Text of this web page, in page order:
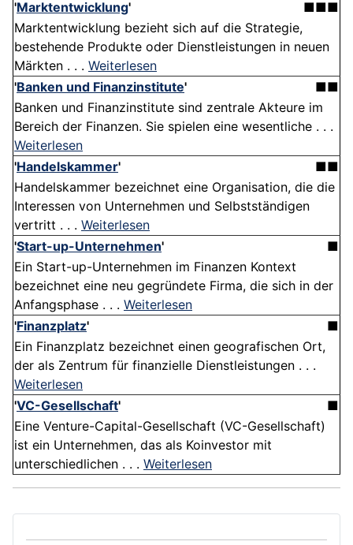
'Marktentwicklung'
■■■
Marktentwicklung bezieht sich auf die Strategie,
bestehende Produkte oder Dienstleistungen in neuen
Märkten . . . Weiterlesen
'Banken und Finanzinstitute'
■■
Banken und Finanzinstitute sind zentrale Akteure im
Bereich der Finanzen. Sie spielen eine wesentliche . . .
Weiterlesen
'Handelskammer'
■■
Handelskammer bezeichnet eine Organisation, die die
Interessen von Unternehmen und Selbstständigen
vertritt . . . Weiterlesen
'Start-up-Unternehmen'
■
Ein Start-up-Unternehmen im Finanzen Kontext
bezeichnet eine neu gegründete Firma, die sich in der
Anfangsphase . . . Weiterlesen
'Finanzplatz'
■
Ein Finanzplatz bezeichnet einen geografischen Ort,
der als Zentrum für finanzielle Dienstleistungen . . .
Weiterlesen
'VC-Gesellschaft'
■
Eine Venture-Capital-Gesellschaft (VC-Gesellschaft)
ist ein Unternehmen, das als Koinvestor mit
unterschiedlichen . . . Weiterlesen